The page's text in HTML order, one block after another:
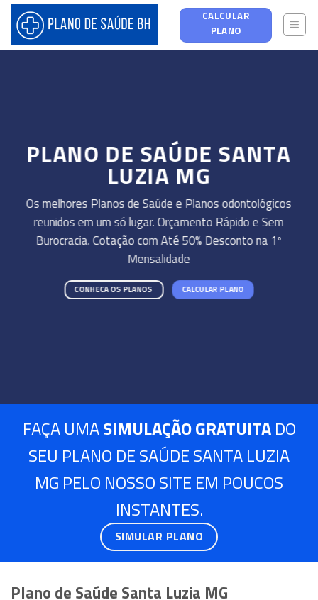
Skip
content
CALCULAR
PLANO
PLANO DE SAÚDE SANTA
LUZIA MG
Os melhores Planos de Saúde e Planos odontológicos
reunidos em um só lugar. Orçamento Rápido e Sem
Burocracia. Cotação com Até 50% Desconto na 1º
Mensalidade
CONHECA OS PLANOS CALCULAR PLANO
FAÇA UMASIMULAÇÃO GRATUITADO
SEU PLANO DE SAÚDE SANTA LUZIA
MG PELO NOSSO SITE EM POUCOS
INSTANTES.
SIMULAR PLANO
Plano de Saúde Santa Luzia MG